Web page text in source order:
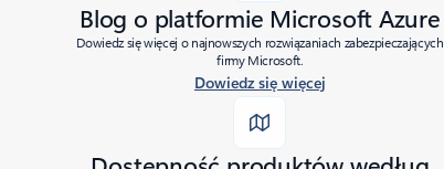
Blog o platformie Microsoft Azure
Dowiedz się więcej o najnowszych rozwiązaniach zabezpieczających
firmy Microsoft.
Dowiedz się więcej